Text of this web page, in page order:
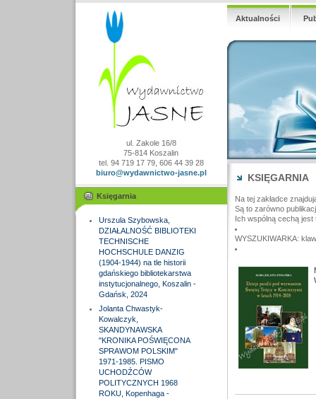
ul. Zakole 16/8
75-814 Koszalin
tel. 94 719 17 79, 606 44 39 28
biuro@wydawnictwo-jasne.pl
Księgarnia
Urszula Szybowska,
DZIAŁALNOŚĆ BIBLIOTEKI
TECHNISCHE
HOCHSCHULE DANZIG
(1904-1944) na tle historii
gdańskiego bibliotekarstwa
instytucjonalnego, Koszalin -
Gdańsk, 2024
Jolanta Chwastyk-
Kowalczyk,
SKANDYNAWSKA
"KRONIKA POŚWIĘCONA
SPRAWOM POLSKIM"
1971-1985. PISMO
UCHODŹCÓW
POLITYCZNYCH 1968
ROKU, Kopenhaga -
Aktualności
KSIĘGARNIA
Na tej zakładce
Są to zarówno
Ich wspólną cechą
WYSZUKIWARKA: